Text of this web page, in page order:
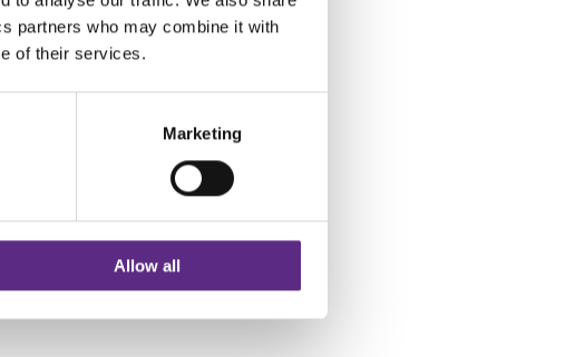
partners who may combine it with
of their services.
Marketing
Allow all
så lenge